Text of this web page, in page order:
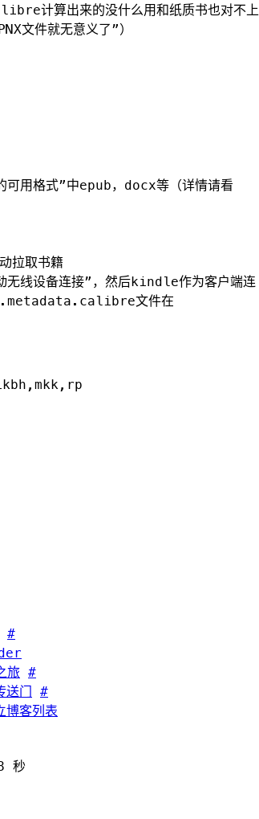
计算出来的没什么用和纸质书也对不上
文件就无意义了”）
用格式”中epub，docx等（详情请看
拉取书籍
线设备连接”，然后kindle作为客户端连
.metadata.calibre文件在
,mkk, rp
#
旅 #
送门 #
博客列表
秒